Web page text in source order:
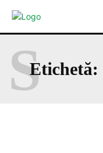
Etichetă:
S